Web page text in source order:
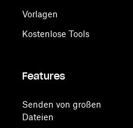
Vorlagen
Kostenlose Tools
Features
Senden von großen
Dateien